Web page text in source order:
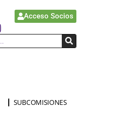
Acceso Socios
SUBCOMISIONES